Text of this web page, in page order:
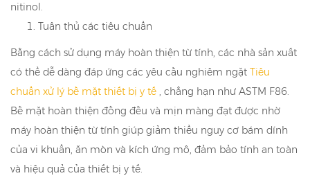
nitinol.
Tuân thủ các tiêu chuẩn
Bằng cách sử dụng máy hoàn thiện từ tính, các nhà sản xuất
có thể dễ dàng đáp ứng các yêu cầu nghiêm ngặt Tiêu
chuẩn xử lý bề mặt thiết bị y tế , chẳng hạn như ASTM F86.
Bề mặt hoàn thiện đồng đều và mịn màng đạt được nhờ
máy hoàn thiện từ tính giúp giảm thiểu nguy cơ bám dính
của vi khuẩn, ăn mòn và kích ứng mô, đảm bảo tính an toàn
và hiệu quả của thiết bị y tế.